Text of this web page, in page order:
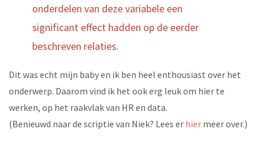
onderdelen van deze variabele een
significant effect hadden op de eerder
beschreven relaties.
Dit was echt mijn baby en ik ben heel enthousiast over het
onderwerp. Daarom vind ik het ook erg leuk om hier te
werken, op het raakvlak van HR en data.
(Benieuwd naar de scriptie van Niek? Lees er hier meer over.)